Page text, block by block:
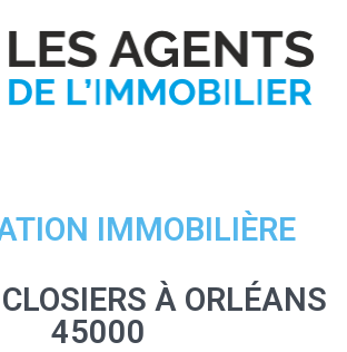
IMMOBILIÈRE
À ORLÉANS
45000